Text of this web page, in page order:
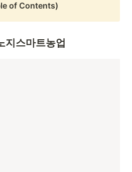
of Contents)
지스마트농업